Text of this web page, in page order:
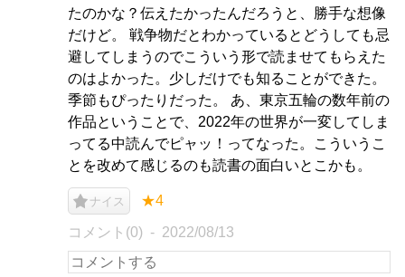
たのかな？伝えたかったんだろうと、勝手な想像
だけど。 戦争物だとわかっているとどうしても忌
避してしまうのでこういう形で読ませてもらえた
のはよかった。少しだけでも知ることができた。
季節もぴったりだった。 あ、東京五輪の数年前の
作品ということで、2022年の世界が一変してしま
ってる中読んでピャッ！ってなった。こういうこ
とを改めて感じるのも読書の面白いとこかも。
ナイス ★4
コメント(0) 2022/08/13